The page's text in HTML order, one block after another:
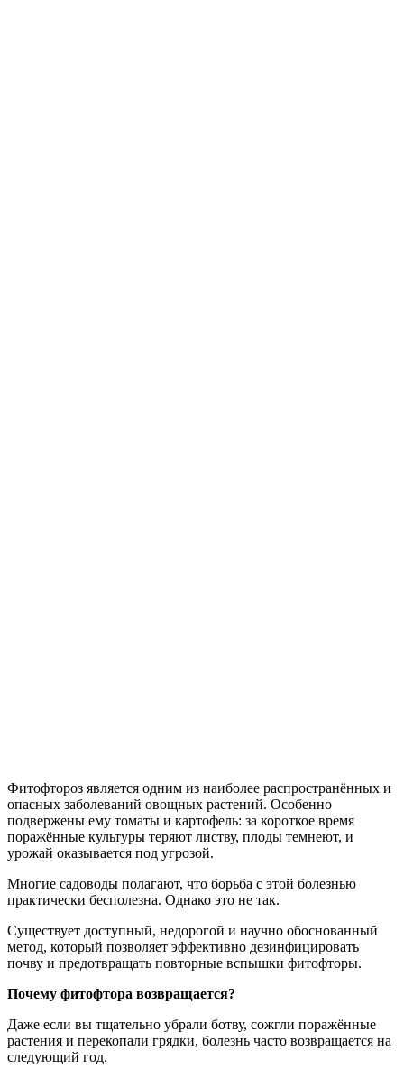
Фитофтороз является одним из наиболее распространённых и
опасных заболеваний овощных растений. Особенно
подвержены ему томаты и картофель: за короткое время
поражённые культуры теряют листву, плоды темнеют, и
урожай оказывается под угрозой.
Многие садоводы полагают, что борьба с этой болезнью
практически бесполезна. Однако это не так.
Существует доступный, недорогой и научно обоснованный
метод, который позволяет эффективно дезинфицировать
почву и предотвращать повторные вспышки фитофторы.
Почему фитофтора возвращается?
Даже если вы тщательно убрали ботву, сожгли поражённые
растения и перекопали грядки, болезнь часто возвращается на
следующий год.